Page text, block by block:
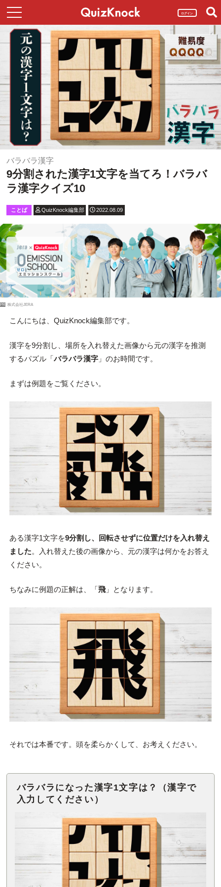
ログイン
バラバラ漢字
9分割された漢字1文字を当てろ！バラバ
ラ漢字クイズ10
ことば QuizKnock編集部 2022.08.09
PR 株式会社JERA
こんにちは、QuizKnock編集部です。
漢字を9分割し、場所を入れ替えた画像から元の漢字を推測
するパズル「バラバラ漢字」のお時間です。
まずは例題をご覧ください。
ある漢字1文字を9分割し、回転させずに位置だけを入れ替え
ました。入れ替えた後の画像から、元の漢字は何かをお答え
ください。
ちなみに例題の正解は、「飛」となります。
それでは本番です。頭を柔らかくして、お考えください。
バラバラになった漢字1文字は？（漢字で
入力してください）